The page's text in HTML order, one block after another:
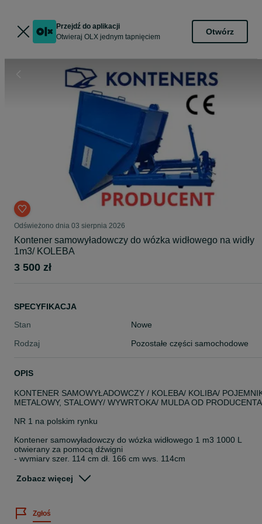
Przejdź do aplikacji
Otwieraj OLX jednym tapnięciem
Otwórz
Odświeżono dnia 03 sierpnia 2026
Kontener samowyładowczy do wózka widłowego na widły
1m3/ KOLEBA
3 500 zł
SPECYFIKACJA
Stan
Nowe
Rodzaj
Pozostałe części samochodowe
OPIS
KONTENER SAMOWYŁADOWCZY / KOLEBA/ KOLIBA/
METALOWY, STALOWY/ WYWRTOKA/ MULDA OD PRODUCENTA
NR 1 na polskim rynku
Kontener samowyładowczy do wózka widłowego 1 m3 1000 L
otwierany za pomocą dźwigni
- wymiary szer. 114 cm dł. 166 cm wys. 114cm
- waga 260 kg ( najcięższy kontener w Polsce)
- różne pojemności od 1m3 do 3,1m3
Zobacz więcej
Zgłoś